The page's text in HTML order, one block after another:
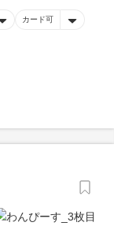
カード可